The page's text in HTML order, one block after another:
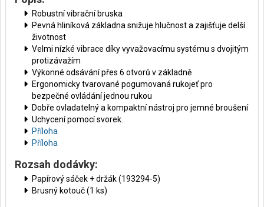
Robustní vibrační bruska
Pevná hliníková základna snižuje hlučnost a zajišťuje delší
životnost
Velmi nízké vibrace díky vyvažovacímu systému s dvojitým
protizávažím
Výkonné odsávání přes 6 otvorů v základně
Ergonomicky tvarované pogumovaná rukojeť pro
bezpečné ovládání jednou rukou
Dobře ovladatelný a kompaktní nástroj pro jemné broušení
Uchycení pomocí svorek.
Příloha
Příloha
Rozsah dodávky:
Papírový sáček + držák (193294-5)
Brusný kotouč (1 ks)